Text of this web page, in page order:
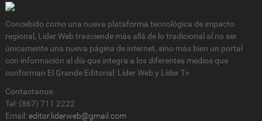
Concebido como una nueva plataforma tecnológica de impacto
regional, Lider Web trasciende más allá de lo tradicional al no ser
únicamente una nueva página de internet, sino más bien un portal
con información al día que integra a los diferentes medios que
conforman El Grande Editorial: Líder Web y Líder Tv
Contactanos:
Tel: (867) 711 2222
Email: editor.liderweb@gmail.com